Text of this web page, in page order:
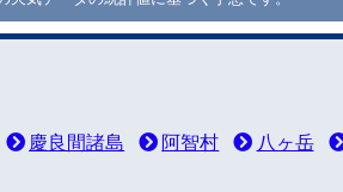
慶良間諸島 阿智村 八ヶ岳